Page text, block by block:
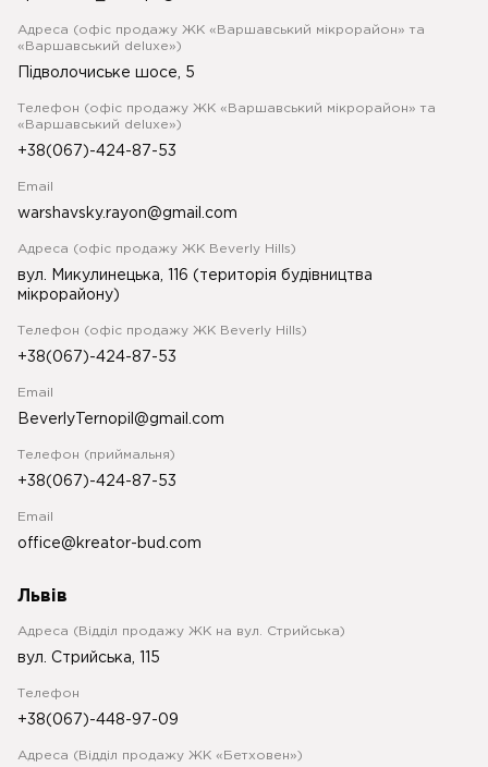
Адреса (офіс продажу ЖК «Варшавський мікрорайон» та
«Варшавський deluxe»)
Підволочиське шосе, 5
Телефон (офіс продажу ЖК «Варшавський мікрорайон» та
«Варшавський deluxe»)
+38(067)-424-87-53
Email
warshavsky.rayon@gmail.com
Адреса (офіс продажу ЖК Beverly Hills)
вул. Микулинецька, 116 (територія будівництва
мікрорайону)
Телефон (офіс продажу ЖК Beverly Hills)
+38(067)-424-87-53
Email
BeverlyTernopil@gmail.com
Телефон (приймальня)
+38(067)-424-87-53
Email
office@kreator-bud.com
Львів
Адреса (Відділ продажу ЖК на вул. Стрийська)
вул. Стрийська, 115
Телефон
+38(067)-448-97-09
Адреса (Відділ продажу ЖК «Бетховен»)